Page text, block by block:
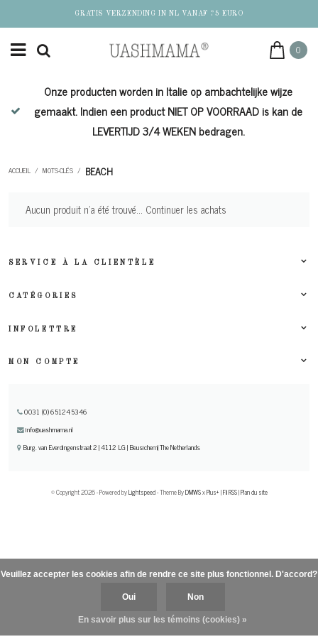
GRATIS VERZENDING IN NL VANAF 75 EURO
0
Onze producten worden in Italie op ambachtelijke wijze
gemaakt. Indien een product NIET OP VOORRAAD is kan de
LEVERTIJD 3/4 WEKEN bedragen.
ACCUEIL / MOTS-CLÉS / BEACH
Aucun produit n'a été trouvé... Continuer les achats
SERVICE À LA CLIENTÈLE
CATÉGORIES
INFOLETTRE
MON COMPTE
0031 (0) 651245346
info@uashmama.nl
Burg. van Everdingenstraat 2 | 4112 LG | Beusichem| The Netherlands
© Copyright 2026 - Powered byLightspeed- Theme ByDMWSxPlus+|Fil RSS|Plan du site
Veuillez accepter les cookies afin de rendre ce site plus fonctionnel. D'accord?
Oui Non
En savoir plus sur les témoins (cookies) »